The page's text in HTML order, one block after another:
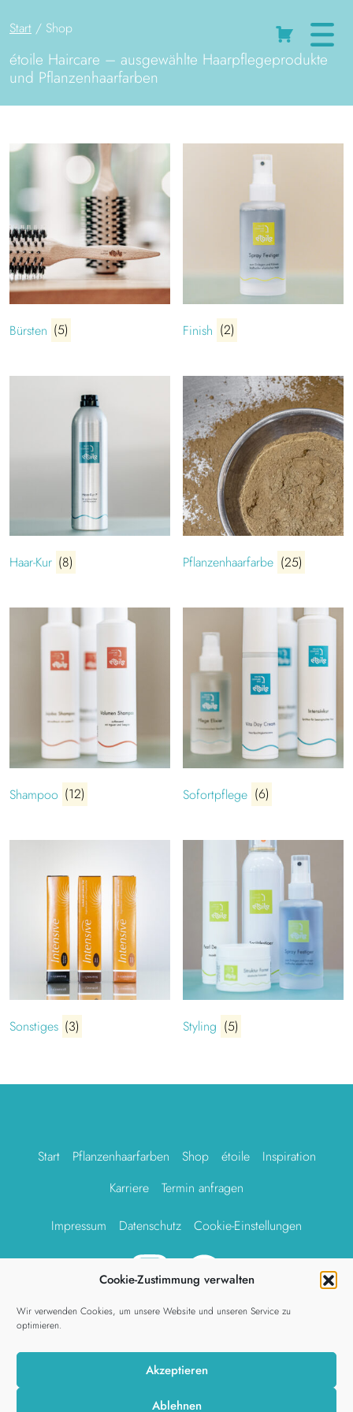
Cookie-Zustimmung verwalten
Wir verwenden Cookies, um unsere Website und unseren Service zu
optimieren.
Akzeptieren
Ablehnen
Cart
Start / Shop
étoile Haircare – ausgewählte Haarpflegeprodukte
und Pflanzenhaarfarben
Bürsten (5) Finish (2)
Haar-Kur (8) Pflanzenhaarfarbe (25)
Shampoo (12) Sofortpflege (6)
Sonstiges (3) Styling (5)
Start Pflanzenhaarfarben Shop étoile
Inspiration
Karriere
Termin anfragen
Impressum Datenschutz Cookie-Einstellungen
Salon étoile, Maybachstraße 18, 25980 Sylt/OT Westerland,
Fon04651 299889
dasFormularoder ananfrage@etoile-sylt.de, andere
Anliegen aninfo@etoile-sylt.de